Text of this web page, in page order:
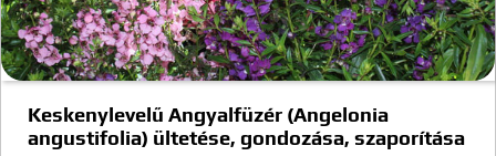
Keskenylevelű Angyalfüzér (Angelonia
angustifolia) ültetése, gondozása, szaporítása